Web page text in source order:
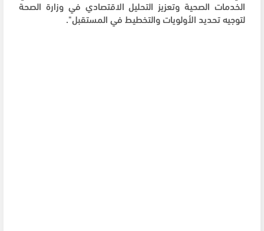
الخدمات الصحية وتعزيز التحليل الاقتصادي في وزارة الصحة
لتوجيه تحديد الأولويات والتخطيط في المستقبل".